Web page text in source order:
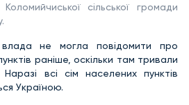
сільської громади
не могла повідомити про
раніше, оскільки там тривали
Наразі всі сім населених пунктів
Україною.